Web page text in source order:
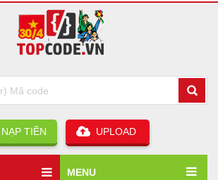
NẠP TIỀN UPLOAD
MENU